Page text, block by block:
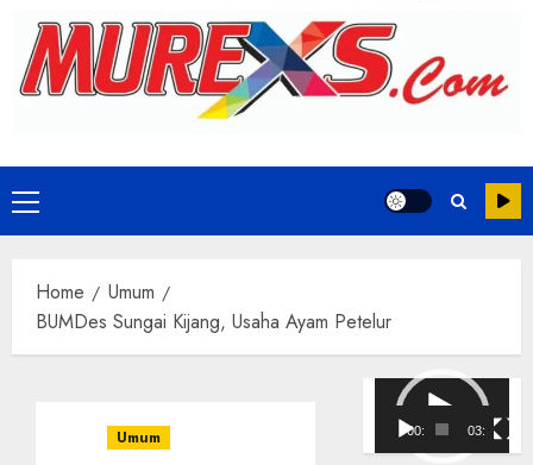
Primary
Menu
Home
Umum
BUMDes Sungai Kijang, Usaha Ayam Petelur
Umum
Pemutar
Video
00:00 03:08